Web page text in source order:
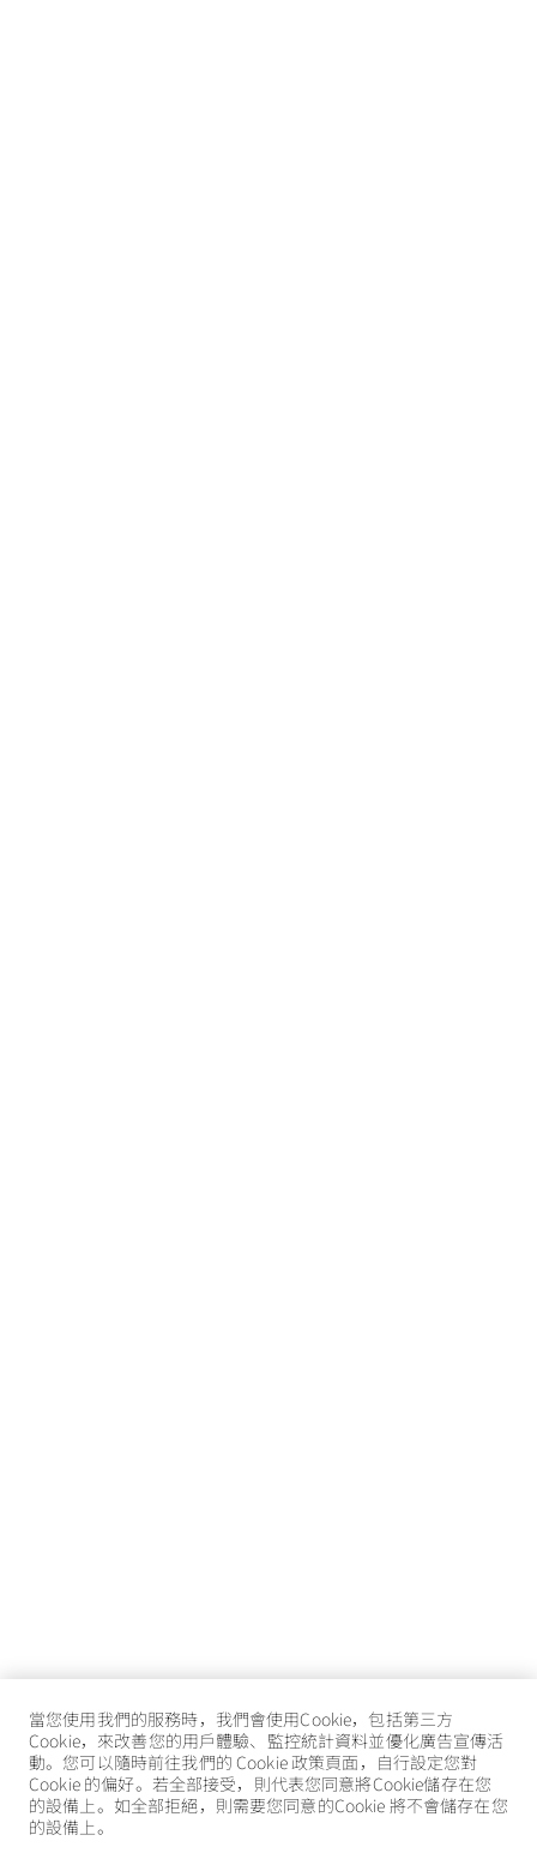
當您使用我們的服務時，我們會使用Cookie，包括第三方
Cookie，來改善您的用戶體驗、監控統計資料並優化廣告宣傳活
動。您可以隨時前往我們的 Cookie 政策頁面，自行設定您對
Cookie 的偏好。若全部接受，則代表您同意將Cookie儲存在您
的設備上。如全部拒絕，則需要您同意的Cookie 將不會儲存在您
的設備上。